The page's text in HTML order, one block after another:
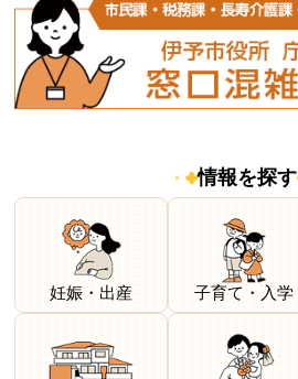
情報を探す
妊娠・出産 子育て・入学